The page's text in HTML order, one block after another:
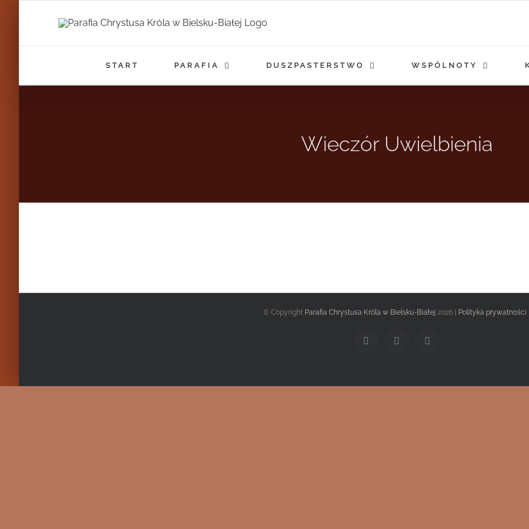
START PARAFIA DUSZPASTERSTWO WSPÓLNOTY
Wieczór Uwielbienia
© Copyright Parafia Chrystusa Króla w Bielsku-Białej 2026 | Polityka prywatności
FacebookTwitter Instagram